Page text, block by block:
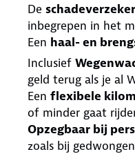
De
inbegrepen in het
Een haal- en
Inclusief
geld terug als je al
Een flexibele
of minder gaat
Opzegbaar bij
zoals bij